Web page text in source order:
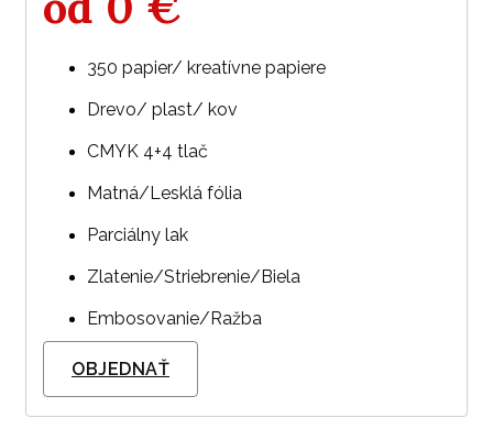
350 papier/ kreatívne papiere
Drevo/ plast/ kov
CMYK 4+4 tlač
Matná/Lesklá fólia
Parciálny lak
Zlatenie/Striebrenie/Biela
Embosovanie/Ražba
OBJEDNAŤ